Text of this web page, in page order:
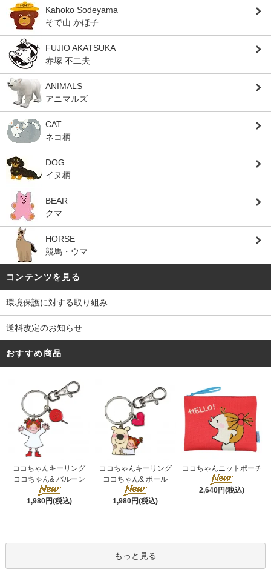
Kahoko Sodeyama
そで山 かほ子
FUJIO AKATSUKA
赤塚 不二夫
ANIMALS
アニマルズ
CAT
ネコ柄
DOG
イヌ柄
BEAR
クマ
HORSE
競馬・ウマ
コンテンツを見る
環境保護に対する取り組み
送料改定のお知らせ
おすすめ商品
ココちゃんキーリング
ココちゃん& バルーン
1,980円(税込)
ココちゃんキーリング
ココちゃん& ポール
1,980円(税込)
ココちゃんニットポーチ
2,640円(税込)
もっと見る